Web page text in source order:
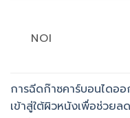
NOI
การฉีดก๊าซคาร์บอนไดออ
เข้าสู่ใต้ผิวหนังเพื่อช่วยล